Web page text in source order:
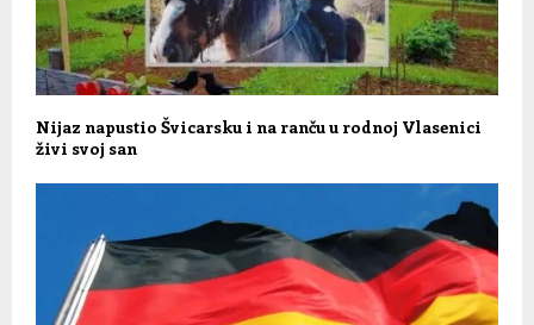
Nijaz napustio Švicarsku i na ranču u rodnoj Vlasenici
živi svoj san